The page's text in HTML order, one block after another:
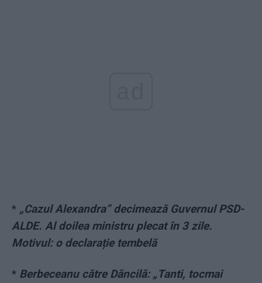
* „Cazul Alexandra” decimează Guvernul PSD-
ALDE. Al doilea ministru plecat în 3 zile.
Motivul: o declarație tembelă
* Berbeceanu către Dăncilă: „Tanti, tocmai